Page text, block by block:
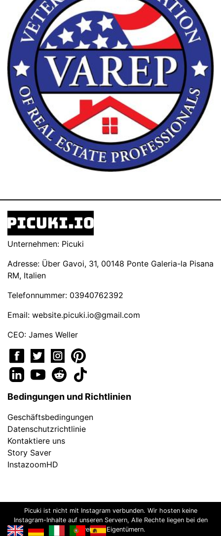
Unternehmen: Picuki
Adresse: Über Gavoi, 31, 00148 Ponte Galeria-la Pisana
RM, Italien
Telefonnummer: 03940762392
Email: website.picuki.io@gmail.com
CEO: James Weller
Bedingungen und Richtlinien
Geschäftsbedingungen
Datenschutzrichtlinie
Kontaktiere uns
Story Saver
InstazoomHD
Picuki ist nicht mit Instagram verbunden. Wir hosten keine
Instagram-Inhalte auf unseren Servern, Alle Rechte liegen bei den
jeweiligen Eigentümern.